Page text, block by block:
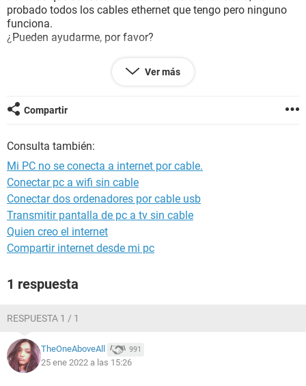
probado todos los cables ethernet que tengo pero ninguno
funciona.
¿Pueden ayudarme, por favor?
Sobra decir que no quiero llevarla al mismo lugar a que la
revisen, porque sospecho que solo están tratando de
es el único sitio que se dedica a la informatica, así que
tampoco tengo muchas opciones.
Ver más
Compartir
Consulta también:
Mi PC no se conecta a internet por cable.
Conectar pc a wifi sin cable
Conectar dos ordenadores por cable usb
Transmitir pantalla de pc a tv sin cable
Quien creo el internet
Compartir internet desde mi pc
1 respuesta
RESPUESTA 1 / 1
TheOneAboveAll 991
25 ene 2022 a las 15:26